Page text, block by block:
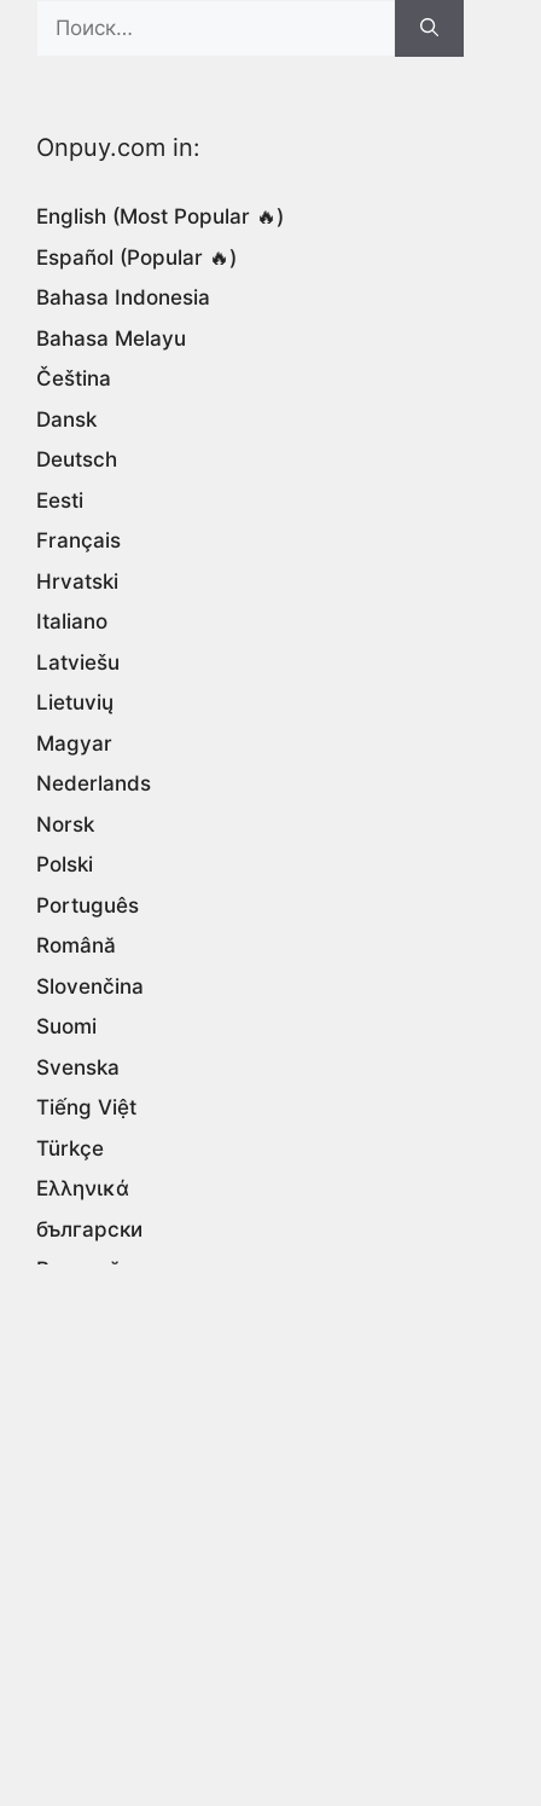
Search
Onpuy.com in:
English (Most Popular 🔥)
Español (Popular 🔥)
Bahasa Indonesia
Bahasa Melayu
Čeština
Dansk
Deutsch
Eesti
Français
Hrvatski
Italiano
Latviešu
Lietuvių
Magyar
Nederlands
Norsk
Polski
Português
Română
Slovenčina
Suomi
Svenska
Tiếng Việt
Türkçe
Ελληνικά
български
Русский